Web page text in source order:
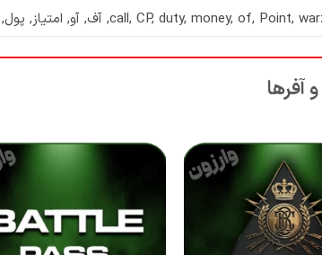
call, CP, duty, money, of, Point,
, آف, آو, امتیاز, پول,
آفرها